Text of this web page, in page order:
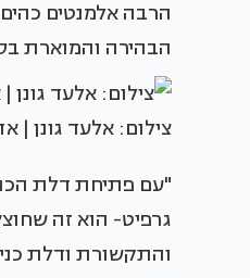
הרבה אלמנטים
הבהירה והמוארת בסלון שאורכה כ-
צילום: אלעד גונן |
"עם פתיחת דלת
גרפיט- הוא זה
והתקשורת ודלת